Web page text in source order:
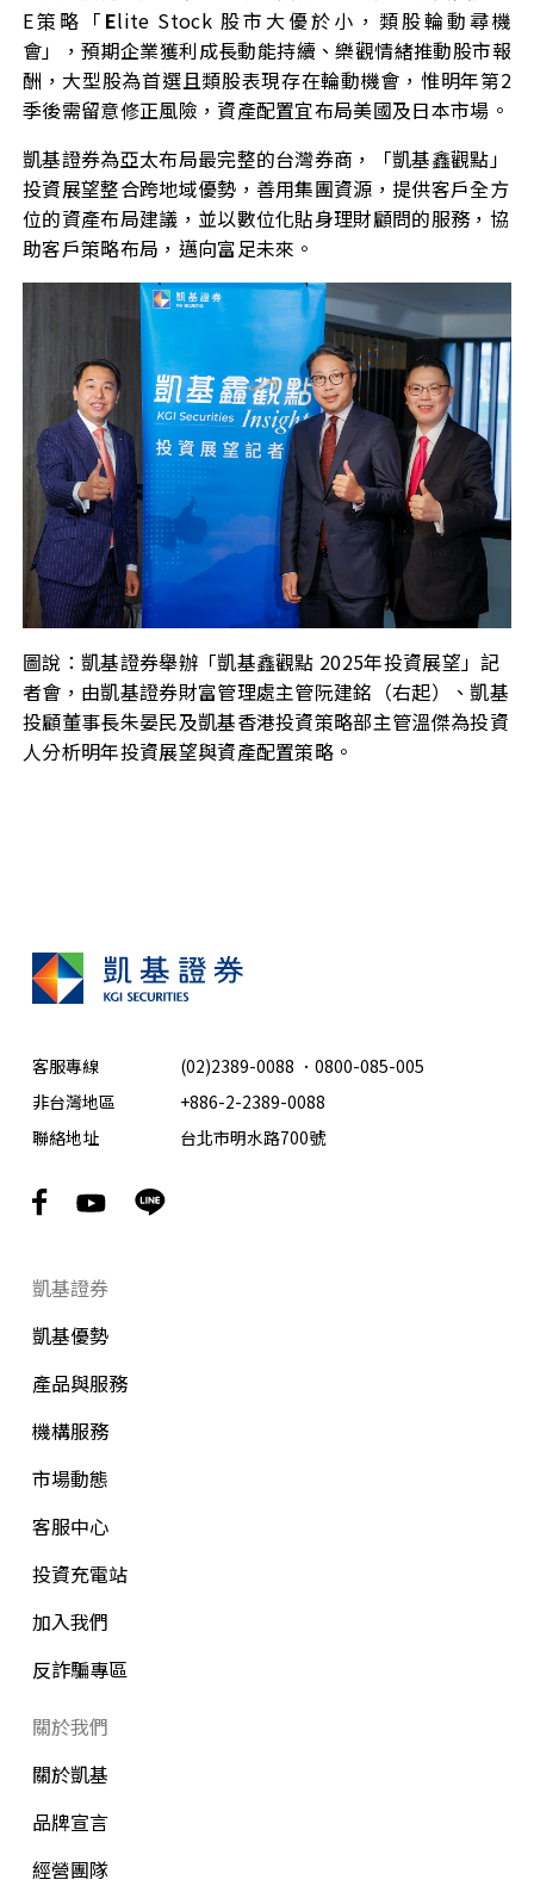
E策略「 Elite Stock 股市大優於小，類股輪動尋機
會」，預期企業獲利成長動能持續、樂觀情緒推動股市報
酬，大型股為首選且類股表現存在輪動機會，惟明年第2
季後需留意修正風險，資產配置宜布局美國及日本市場。
凱基證券為亞太布局最完整的台灣券商，「凱基鑫觀點」
投資展望整合跨地域優勢，善用集團資源，提供客戶全方
位的資產布局建議，並以數位化貼身理財顧問的服務，協
助客戶策略布局，邁向富足未來。
圖說：凱基證券舉辦「凱基鑫觀點 2025年投資展望」記
者會，由凱基證券財富管理處主管阮建銘（右起）、凱基
投顧董事長朱晏民及凱基香港投資策略部主管溫傑為投資
人分析明年投資展望與資產配置策略。
客服專線 (02)2389-0088 ． 0800-085-005
非台灣地區
+886-2-2389-0088
聯絡地址
台北市明水路700號
凱基證券
凱基優勢
產品與服務
機構服務
市場動態
客服中心
投資充電站
加入我們
反詐騙專區
關於我們
關於凱基
品牌宣言
經營團隊